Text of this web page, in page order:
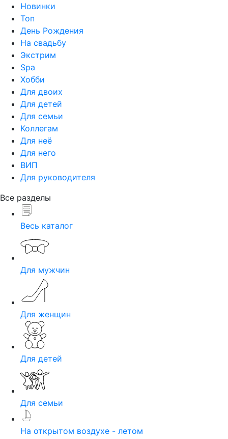
Новинки
Топ
День Рождения
На свадьбу
Экстрим
Spa
Хобби
Для двоих
Для детей
Для семьи
Коллегам
Для неё
Для него
ВИП
Для руководителя
Все разделы
Весь каталог
Для мужчин
Для женщин
Для детей
Для семьи
На открытом воздухе - летом